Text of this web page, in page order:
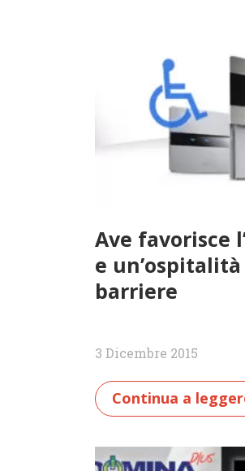
Ave favorisce
e un’ospitalità
barriere
3 Dicembre 2015
Continua a